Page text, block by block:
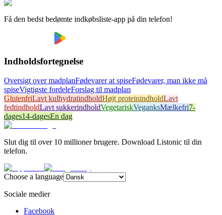
Få den bedst bedømte indkøbsliste-app på din telefon!
Indholdsfortegnelse
Oversigt over madplanFødevarer at spiseFødevarer, man ikke må
spiseVigtigste fordeleForslag til madplan
GlutenfriLavt kulhydratindholdHøjt proteinindholdLavt
fedtindholdLavt sukkerindholdVegetariskVeganksMælkefri7-
dages14-dagesEn dag
Slut dig til over 10 millioner brugere. Download Listonic til din
telefon.
Choose a language
Sociale medier
Facebook